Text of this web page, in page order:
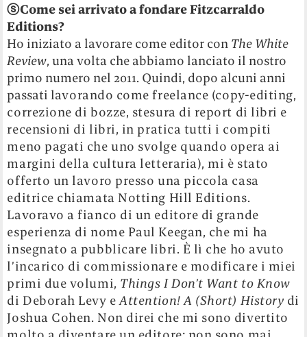
ⓢCome sei arrivato a fondare Fitzcarraldo
Editions?
Ho iniziato a lavorare come editor con The White
Review, una volta che abbiamo lanciato il nostro
primo numero nel 2011. Quindi, dopo alcuni anni
passati lavorando come freelance (copy-editing,
correzione di bozze, stesura di report di libri e
recensioni di libri, in pratica tutti i compiti
meno pagati che uno svolge quando opera ai
margini della cultura letteraria), mi è stato
offerto un lavoro presso una piccola casa
editrice chiamata Notting Hill Editions.
Lavoravo a fianco di un editore di grande
esperienza di nome Paul Keegan, che mi ha
insegnato a pubblicare libri. È lì che ho avuto
l’incarico di commissionare e modificare i miei
primi due volumi, Things I Don’t Want to Know
di Deborah Levy eAttention! A (Short) History di
Joshua Cohen. Non direi che mi sono divertito